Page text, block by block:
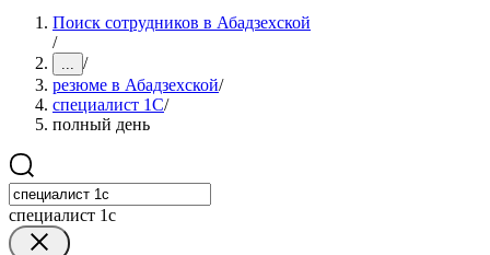
Поиск сотрудников в Абадзехской
/
... /
резюме в Абадзехской/
специалист 1С/
полный день
специалист 1с